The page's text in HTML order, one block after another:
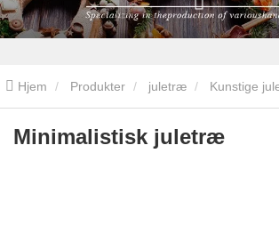
Hjem Produkter juletræ Kunstige
Minimalistisk juletræ
Minimalistisk juletræ